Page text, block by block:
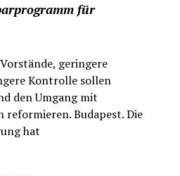
für
geringere
Kontrolle sollen
den Umgang mit
Budapest. Die
hat